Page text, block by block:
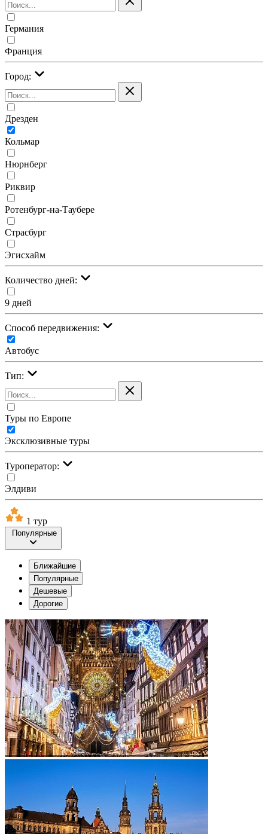
Германия
Франция
Город:
Дрезден
Кольмар
Нюрнберг
Риквир
Ротенбург-на-Таубере
Страсбург
Эгисхайм
Количество дней:
9 дней
Cпособ передвижения:
Автобус
Тип:
Туры по Европе
Эксклюзивные туры
Туроператор:
Элдиви
1 тур
Популярные
Ближайшие
Популярные
Дешевые
Дорогие